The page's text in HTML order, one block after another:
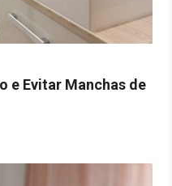
e Evitar Manchas de